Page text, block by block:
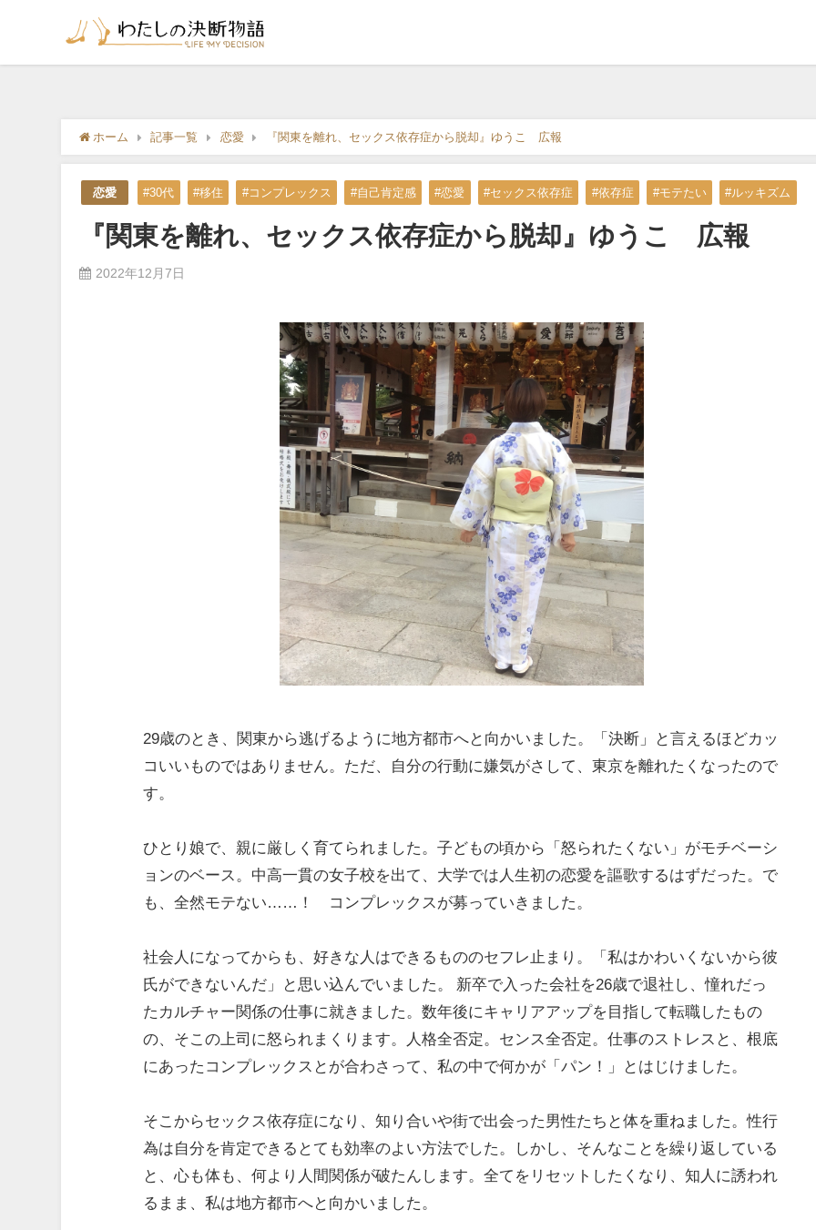
ホーム 記事一覧 恋愛 『関東を離れ、セックス依存症から脱却』ゆうこ 広報
恋愛 #30代 #移住 #コンプレックス #自己肯定感 #恋愛 #セックス依存症 #依存症 #モテたい #ルッキズム
『関東を離れ、セックス依存症から脱却』ゆうこ 広報
2022年12月7日
29歳のとき、関東から逃げるように地方都市へと向かいました。「決断」と言えるほどカッ
コいいものではありません。ただ、自分の行動に嫌気がさして、東京を離れたくなったので
す。
ひとり娘で、親に厳しく育てられました。子どもの頃から「怒られたくない」がモチベーシ
ョンのベース。中高一貫の女子校を出て、大学では人生初の恋愛を謳歌するはずだった。で
も、全然モテない……！ コンプレックスが募っていきました。
社会人になってからも、好きな人はできるもののセフレ止まり。「私はかわいくないから彼
氏ができないんだ」と思い込んでいました。 新卒で入った会社を26歳で退社し、憧れだっ
たカルチャー関係の仕事に就きました。数年後にキャリアアップを目指して転職したもの
の、そこの上司に怒られまくります。人格全否定。センス全否定。仕事のストレスと、根底
にあったコンプレックスとが合わさって、私の中で何かが「パン！」とはじけました。
そこからセックス依存症になり、知り合いや街で出会った男性たちと体を重ねました。性行
為は自分を肯定できるとても効率のよい方法でした。しかし、そんなことを繰り返している
と、心も体も、何より人間関係が破たんします。全てをリセットしたくなり、知人に誘われ
るまま、私は地方都市へと向かいました。